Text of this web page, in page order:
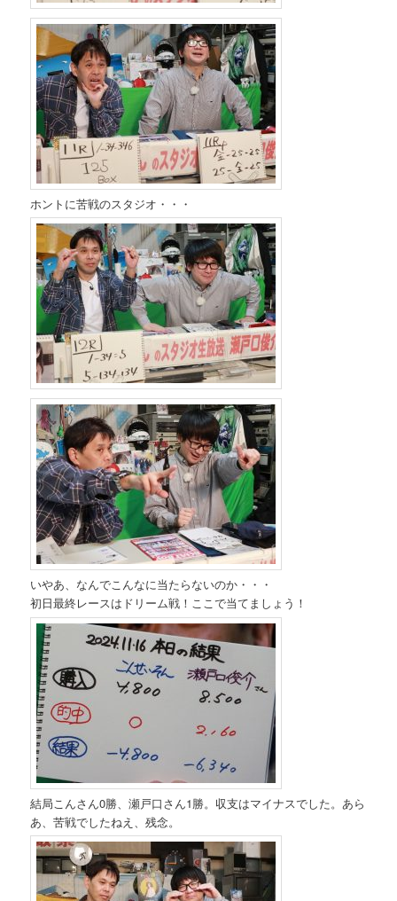
ホントに苦戦のスタジオ・・・
いやあ、なんでこんなに当たらないのか・・・
初日最終レースはドリーム戦！ここで当てましょう！
結局こんさん0勝、瀬戸口さん1勝。収支はマイナスでした。あら
あ、苦戦でしたねえ、残念。